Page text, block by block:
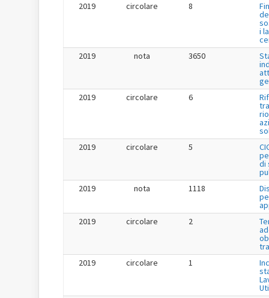
2019
circolare 8
i
2019
nota 3650
2019
circolare 6
2019
circolare 5
di
2019
nota 1118
2019
circolare 2
2019
circolare 1